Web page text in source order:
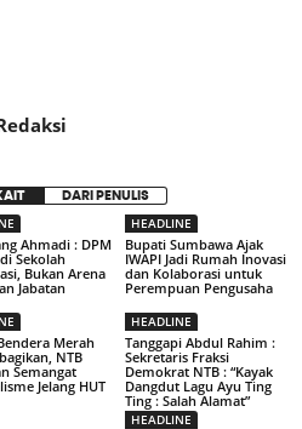
DARI PENULIS
Ahmadi : DPM
Sekolah
Bukan Arena
Jabatan
HEADLINE
Bupati Sumbawa Ajak
IWAPI Jadi Rumah Inovasi
dan Kolaborasi untuk
Perempuan Pengusaha
Merah
NTB
Semangat
Jelang HUT
HEADLINE
Tanggapi Abdul Rahim :
Sekretaris Fraksi
Demokrat NTB : “Kayak
Dangdut Lagu Ayu Ting
Ting : Salah Alamat”
HEADLINE